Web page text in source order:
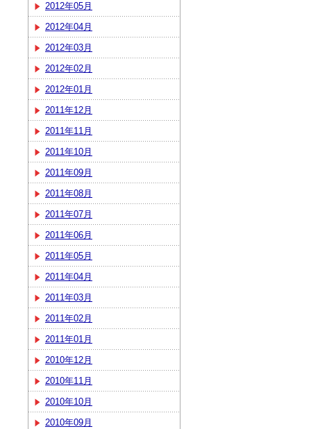
2012年05月
2012年04月
2012年03月
2012年02月
2012年01月
2011年12月
2011年11月
2011年10月
2011年09月
2011年08月
2011年07月
2011年06月
2011年05月
2011年04月
2011年03月
2011年02月
2011年01月
2010年12月
2010年11月
2010年10月
2010年09月